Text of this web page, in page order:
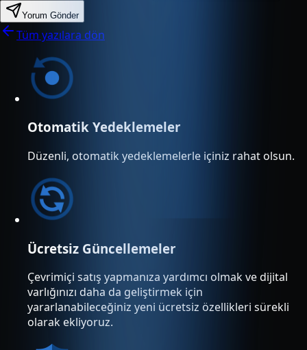
Yorum Gönder
Tüm yazılara dön
Otomatik Yedeklemeler
Düzenli, otomatik yedeklemelerle içiniz rahat olsun.
Ücretsiz Güncellemeler
Çevrimiçi satış yapmanıza yardımcı olmak ve dijital
varlığınızı daha da geliştirmek için
yararlanabileceğiniz yeni ücretsiz özellikleri sürekli
olarak ekliyoruz.